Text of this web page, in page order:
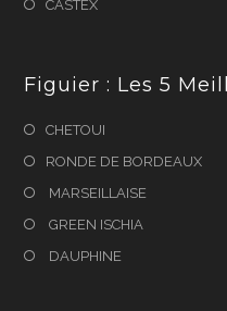
CASTEX
Figuier : Les 5
CHETOUI
RONDE DE BORDEAUX
MARSEILLAISE
GREEN ISCHIA
DAUPHINE